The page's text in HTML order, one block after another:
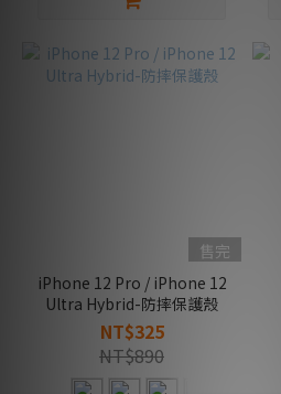
售完
iPhone 12 Pro / iPhone 12
Ultra Hybrid-防摔保護殼
NT$325
NT$890